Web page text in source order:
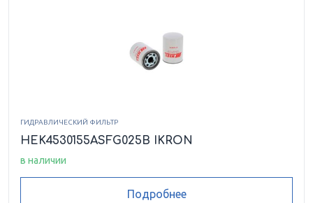
HEK8640210ASFG006LCB
HEK8640210ASFG025LCB
ГИДРАВЛИЧЕСКИЙ ФИЛЬТР
HEK4530155ASFG025B IKRON
в наличии
Подробнее